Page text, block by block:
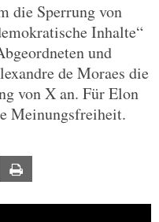
die Sperrung von
Inhalte“
und
de Moraes die
von X an. Für Elon
Meinungsfreiheit.
Email